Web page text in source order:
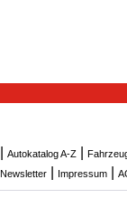
Autokatalog A-Z|
Newsletter Impressum